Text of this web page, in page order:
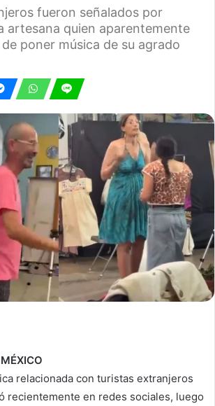
fueron señalados por
artesana quien aparentemente
poner música de su agrado
relacionada con turistas extranjeros
recientemente en redes sociales, luego